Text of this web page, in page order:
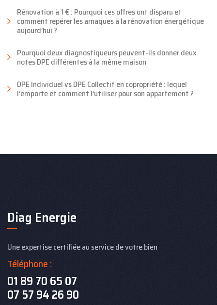
Rénovation à 1 € : Pourquoi ces offres ont disparu et
comment repérer les arnaques à la rénovation énergétique
aujourd’hui ?
Pourquoi deux diagnostiqueurs peuvent-ils donner deux
notes DPE différentes à la même maison
DPE Individuel vs DPE Collectif en copropriété : lequel
l’emporte et comment l’utiliser pour son appartement ?
Diag Energie
Une expertise certifiée au service de votre bien
Téléphone :
01 89 70 65 07
07 57 94 26 90